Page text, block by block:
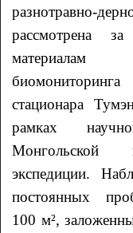
разнотравно-
рассмотрена
материалам
стационара
рамках
Монгольской
экспедиции.
постоянных
100 м²,